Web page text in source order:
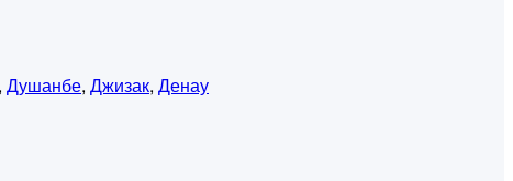
, Душанбе, Джизак, Денау